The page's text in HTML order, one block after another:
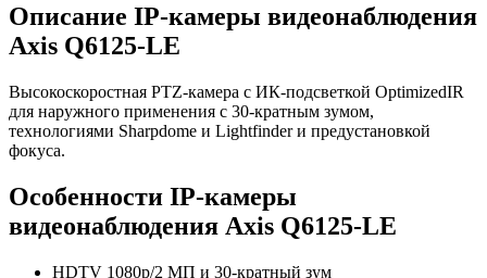
Описание IP-камеры видеонаблюдения
Axis Q6125-LE
Высокоскоростная PTZ-камера с ИК-подсветкой OptimizedIR
для наружного применения c 30-кратным зумом,
технологиями Sharpdome и Lightfinder и предустановкой
фокуса.
Особенности IP-камеры
видеонаблюдения Axis Q6125-LE
HDTV 1080p/2 МП и 30-кратный зум